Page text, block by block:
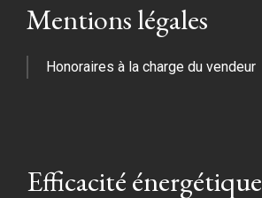
Mentions légales
Honoraires à la charge du vendeur
Efficacité énergétique